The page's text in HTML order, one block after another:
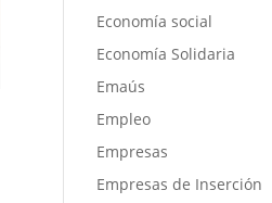
Economía social
Economía Solidaria
Emaús
Empleo
Empresas
Empresas de Inserción